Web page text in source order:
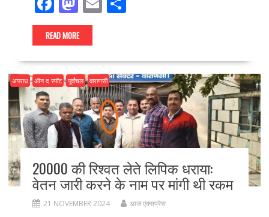
ac
e
b
o
o
k
as
to
d
o
n
l e
READ MORE
अपराध ऑन द स्पॉट पूर्वांचल वाराणसी
20000 की रिश्वत लेते लिपिक धराया:
वेतन जारी करने के नाम पर मांगी थी रकम
21 NOVEMBER 2024 आज एक्सप्रेस